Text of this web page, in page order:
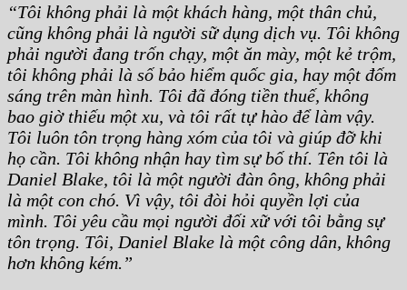
“Tôi không phải là một khách hàng, một thân chủ,
cũng không phải là người sữ dụng dịch vụ. Tôi không
phải người đang trốn chạy, một ăn mày, một kẻ trộm,
tôi không phải là số bảo hiểm quốc gia, hay một đốm
sáng trên màn hình. Tôi đã đóng tiền thuế, không
bao giờ thiếu một xu, và tôi rất tự hào để làm vậy.
Tôi luôn tôn trọng hàng xóm của tôi và giúp đỡ khi
họ cần. Tôi không nhận hay tìm sự bố thí. Tên tôi là
Daniel Blake, tôi là một người đàn ông, không phải
là một con chó. Vì vậy, tôi đòi hỏi quyền lợi của
mình. Tôi yêu cầu mọi người đối xữ với tôi bằng sự
tôn trọng. Tôi, Daniel Blake là một công dân, không
hơn không kém.”